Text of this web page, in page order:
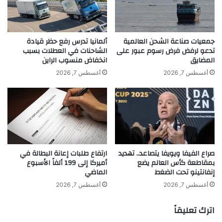
من العام الجاري 22.5 مليون مسافر، بنسبة
نمو بلغت 3.1% مقارنة بالفترة ذاتها من العام
2024، فيما كان شهر أبريل خلال الربع الثاني
من العام الجاري، الشهر الأكثر ازدحاما ضمن
أشهر أبريل في تاريخ مطار دبي الدولي، مع
عبور ثمانية ملايين مسافر عبر جميع مبانيه.
ي
ـ
2
.
م
ل
ي
ا
ر
ه
م
ح
ص
ك
و
ك
و
ل
ا
ر
ة
ل
أ
ج
ل
س
ن
جمعيات صناعة الشحن العالمية
تدعو لرفض فرض رسوم عبور على
المضايق
أغسطس 7, 2026
ألمانيا تدرس رفع حظر قيادة
الشاحنات في العطلات بسبب
انخفاض منسوب الراين
أغسطس 7, 2026
صراع الفيفا ويويفا يتصاعد.. تهديد
بمقاطعة كأس العالم يضع
إنفانتينو تحت الضغط
أغسطس 7, 2026
ارتفاع طلبات إعانة البطالة في
أميركا إلى 199 ألفاً الأسبوع
الماضي
أغسطس 7, 2026
اترك تعليقاً